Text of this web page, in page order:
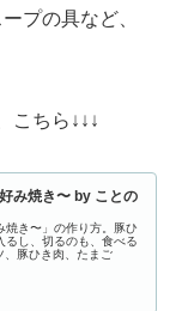
プの具など、
こちら↓↓↓
み焼き〜 by ことの
焼き〜」の作り方。豚ひ
るし、切るのも、食べる
、豚ひき肉、たまご